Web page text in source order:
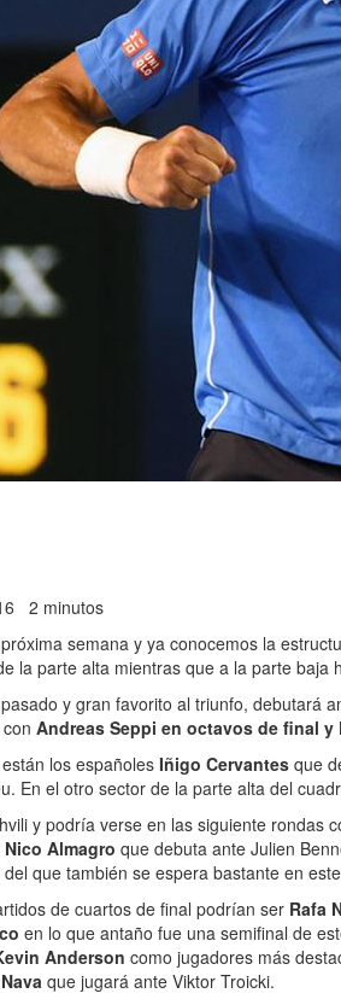
2 minutos
semana y ya conocemos la
la parte alta mientras que a la parte baja
y gran favorito al triunfo, debutará
Andreas Seppi en octavos de final
los españoles Iñigo Cervantes que
En el otro sector de la parte alta del
y podría verse en las siguiente
Nico Almagro que debuta ante Julien
que también se espera bastante en
de cuartos de final podrían ser Rafa
en lo que antaño fue una semifinal de
Anderson como jugadores más
que jugará ante Viktor Troicki.